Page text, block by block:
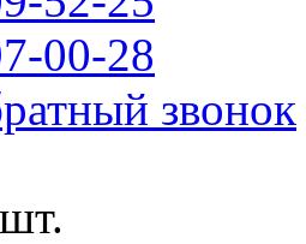
00-28
звонок